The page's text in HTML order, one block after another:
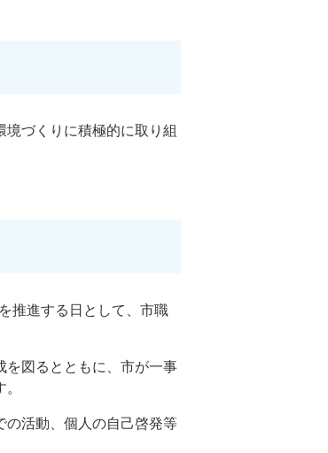
づくりに積極的に取り組
推進する日として、市職
を図るとともに、市が一事
の活動、個人の自己啓発等